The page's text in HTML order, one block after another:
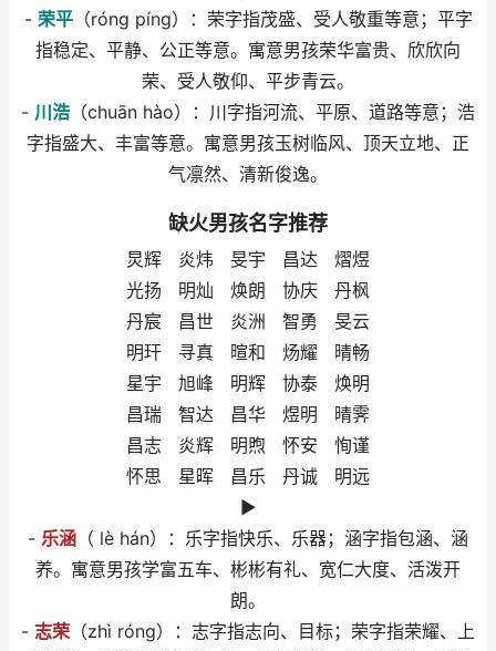
- 荣平（róng píng）：荣字指茂盛、受人敬重等意；平字
指稳定、平静、公正等意。寓意男孩荣华富贵、欣欣向
荣、受人敬仰、平步青云。
- 川浩 （chuān hào）：川字指河流、平原、道路等意；浩
字指盛大、丰富等意。寓意男孩玉树临风、顶天立地、正
气凛然、清新俊逸。
缺火男孩名字推荐
炅辉 炎炜 旻宇 昌达 熠煜
光扬 明灿 焕朗 协庆 丹枫
丹宸 昌世 炎洲 智勇 旻云
明玕 寻真 暄和 炀耀 晴畅
星宇 旭峰 明辉 协泰 焕明
昌瑞 智达 昌华 煜明 晴霁
昌志 炎辉 明煦 怀安 恂谨
怀思 星晖 昌乐 丹诚 明远
►
- 乐涵 （ lè hán）：乐字指快乐、乐器；涵字指包涵、涵
养。寓意男孩学富五车、彬彬有礼、宽仁大度、活泼开
朗。
- 志荣 （zhì róng）：志字指志向、目标；荣字指荣耀、上